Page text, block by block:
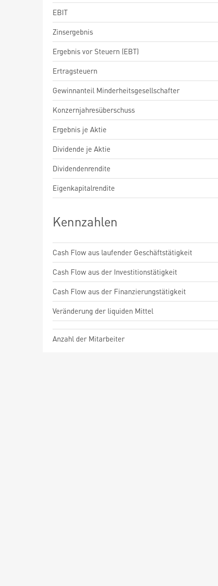
EBIT
Zinsergebnis
Ergebnis vor Steuern (EBT)
Ertragsteuern
Gewinnanteil Minderheitsgesellschafter
Konzernjahresüberschuss
Ergebnis je Aktie
Dividende je Aktie
Dividendenrendite
Eigenkapitalrendite
Kennzahlen
Cash Flow aus laufender Geschäftstätigkeit
Cash Flow aus der Investitionstätigkeit
Cash Flow aus der Finanzierungstätigkeit
Veränderung der liquiden Mittel
Anzahl der Mitarbeiter